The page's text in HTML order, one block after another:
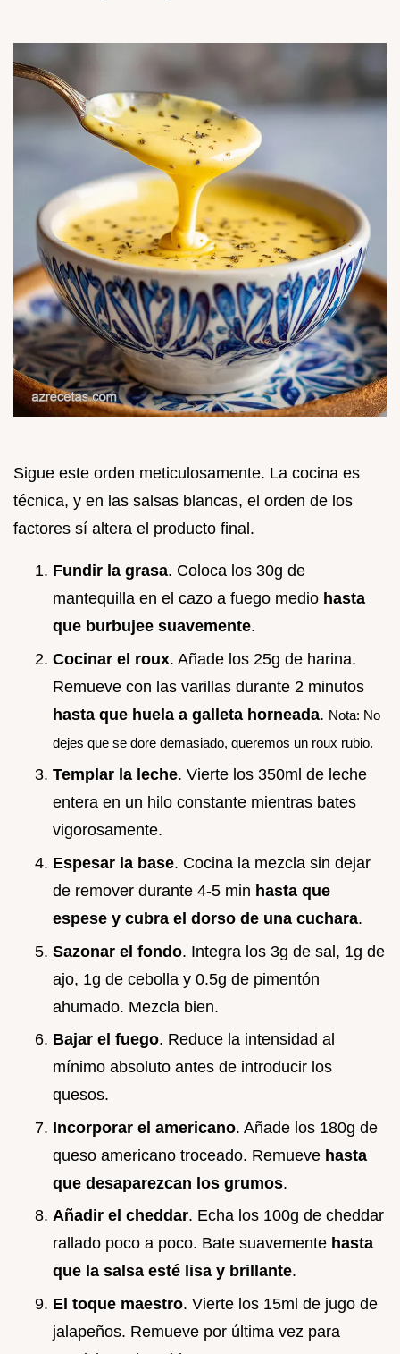
Sigue este orden meticulosamente. La cocina es
técnica, y en las salsas blancas, el orden de los
factores sí altera el producto final.
Fundir la grasa. Coloca los 30g de
mantequilla en el cazo a fuego medio hasta
que burbujee suavemente.
Cocinar el roux. Añade los 25g de harina.
Remueve con las varillas durante 2 minutos
hasta que huela a galleta horneada. Nota: No
dejes que se dore demasiado, queremos un roux rubio.
Templar la leche. Vierte los 350ml de leche
entera en un hilo constante mientras bates
vigorosamente.
Espesar la base. Cocina la mezcla sin dejar
de remover durante 4-5 min hasta que
espese y cubra el dorso de una cuchara.
Sazonar el fondo. Integra los 3g de sal, 1g de
ajo, 1g de cebolla y 0.5g de pimentón
ahumado. Mezcla bien.
Bajar el fuego. Reduce la intensidad al
mínimo absoluto antes de introducir los
quesos.
Incorporar el americano. Añade los 180g de
queso americano troceado. Remueve hasta
que desaparezcan los grumos.
Añadir el cheddar. Echa los 100g de cheddar
rallado poco a poco. Bate suavemente hasta
que la salsa esté lisa y brillante.
El toque maestro. Vierte los 15ml de jugo de
jalapeños. Remueve por última vez para